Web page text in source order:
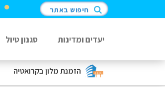
הזמנת מלוןבקרואטיה
חיפוש באתר
יעדים ומדינות סגנון טיול